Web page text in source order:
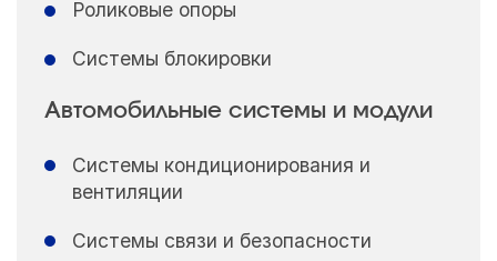
Роликовые опоры
Системы блокировки
Автомобильные системы и модули
Системы кондиционирования и
вентиляции
Системы связи и безопасности